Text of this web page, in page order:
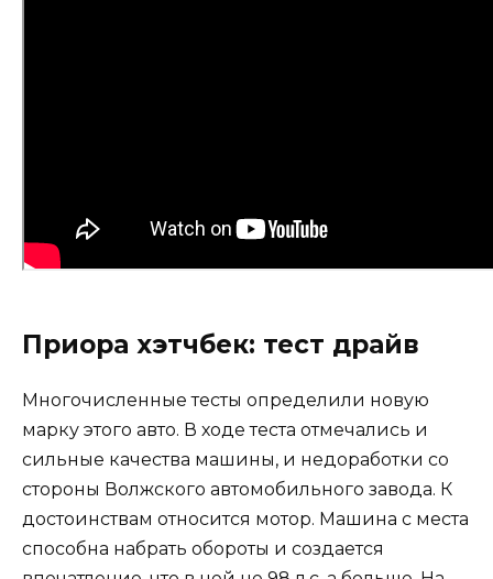
Приора хэтчбек: тест драйв
Многочисленные тесты определили новую
марку этого авто. В ходе теста отмечались и
сильные качества машины, и недоработки со
стороны Волжского автомобильного завода. К
достоинствам относится мотор. Машина с места
способна набрать обороты и создается